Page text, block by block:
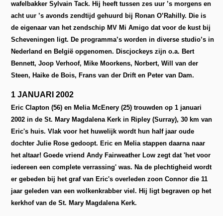
wafelbakker Sylvain Tack. Hij heeft tussen zes uur ’s morgens en
acht uur ’s avonds zendtijd gehuurd bij Ronan O’Rahilly. Die is
de eigenaar van het zendschip MV Mi Amigo dat voor de kust bij
Scheveningen ligt. De programma’s worden in diverse studio’s in
Nederland en België opgenomen. Discjockeys zijn o.a. Bert
Bennett, Joop Verhoof, Mike Moorkens, Norbert, Will van der
Steen, Haike de Bois, Frans van der Drift en Peter van Dam.
1 JANUARI 2002
Eric Clapton (56) en Melia McEnery (25) trouwden op 1 januari
2002 in de St. Mary Magdalena Kerk in Ripley (Surray), 30 km van
Eric's huis. Vlak voor het huwelijk wordt hun half jaar oude
dochter Julie Rose gedoopt. Eric en Melia stappen daarna naar
het altaar! Goede vriend Andy Fairweather Low zegt dat 'het voor
iedereen een complete verrassing' was. Na de plechtigheid wordt
er gebeden bij het graf van Eric's overleden zoon Connor die 11
jaar geleden van een wolkenkrabber viel. Hij ligt begraven op het
kerkhof van de St. Mary Magdalena Kerk.